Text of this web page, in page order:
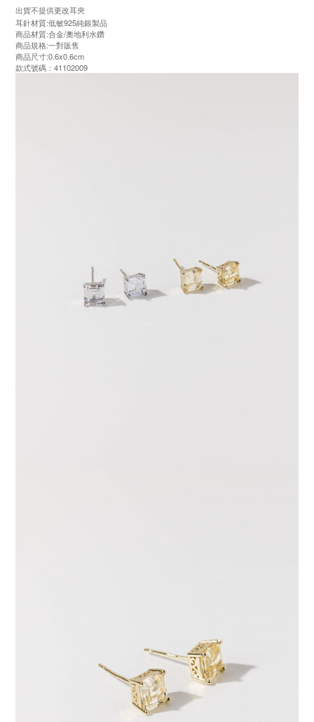
出貨不提供更改耳夾
耳針材質:低敏925純銀製品
商品材質:合金/奧地利水鑽
商品規格:一對販售
商品尺寸:0.6x0.6cm
款式號碼：41102009